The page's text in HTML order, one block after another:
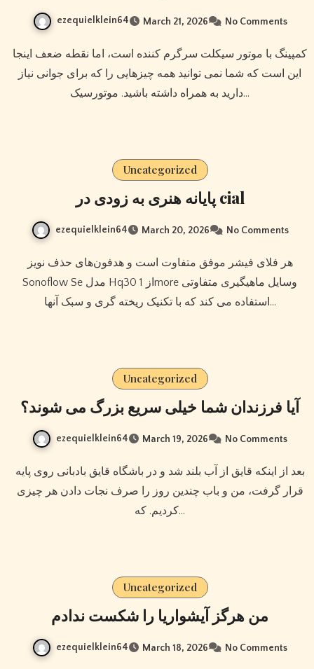
ezequielklein64 March 21, 2026 No Comments
کمپینگ با موتور سیکلت سرگرم کننده است، اما نقطه ضعف اینجا
این است که شما نمی توانید همه چیزهایی را که برای جوانی نیاز
دارید به همراه داشته باشید. موتورسیک…
Uncategorized
پایانه هنری به زودی در cial
ezequielklein64 March 20, 2026 No Comments
هر فلای فیشر موفق متفاوت است و هدفون‌های حذف نویز
Sonoflow Se مدل Hq30 از 1more وسایل ماهیگیری متفاوتی
استفاده می کند که با تکنیک ریخته گری و سبک آنها…
Uncategorized
آیا فرزندان شما خیلی سریع بزرگ می شوند؟
ezequielklein64 March 19, 2026 No Comments
بعد از اینکه قایق از آب بلند شد و در باشگاه قایق بادبانی روی پایه
قرار گرفت، من و باب چندین روز را صرف نجات دادن هر چیزی
کردیم. که…
Uncategorized
من هرگز آیشواریا را شکست ندادم
ezequielklein64 March 18, 2026 No Comments